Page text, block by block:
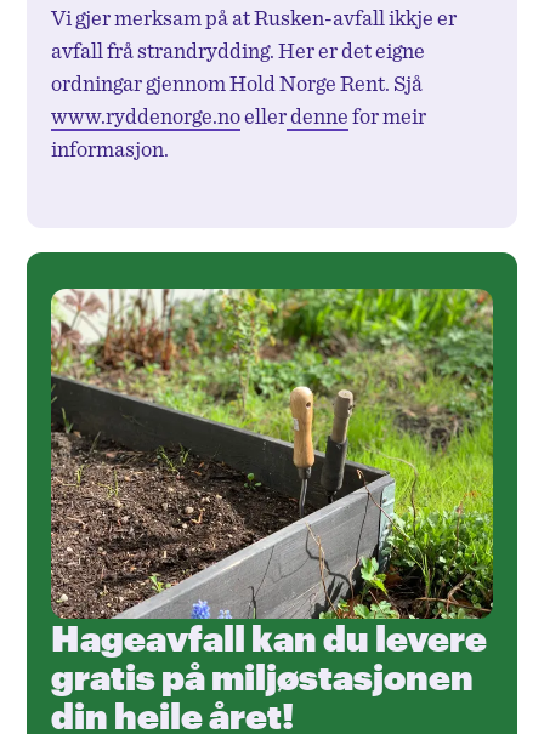
Vi gjer merksam på at Rusken-avfall ikkje er
avfall frå strandrydding. Her er det eigne
ordningar gjennom Hold Norge Rent. Sjå
www.ryddenorge.noellerdennefor meir
informasjon.
Hageavfall kan du levere
gratis på miljøstasjonen
din heile året!